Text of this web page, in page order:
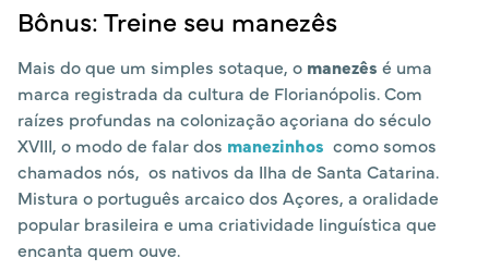
Bônus: Treine seu manezês
Mais do que um simples sotaque, o manezês é uma
marca registrada da cultura de Florianópolis. Com
raízes profundas na colonização açoriana do século
XVIII, o modo de falar dos manezinhos como somos
chamados nós, os nativos da Ilha de Santa Catarina.
Mistura o português arcaico dos Açores, a oralidade
popular brasileira e uma criatividade linguística que
encanta quem ouve.